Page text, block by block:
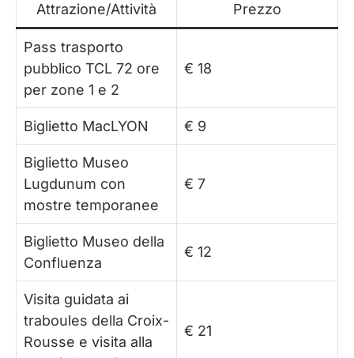
Attrazione/Attività Prezzo
Pass trasporto
pubblico TCL 72 ore
per zone 1 e 2
€ 18
Biglietto MacLYON € 9
Biglietto Museo
Lugdunum con
mostre temporanee
€ 7
Biglietto Museo della
Confluenza
€ 12
Visita guidata ai
traboules della Croix-
Rousse e visita alla
€ 21